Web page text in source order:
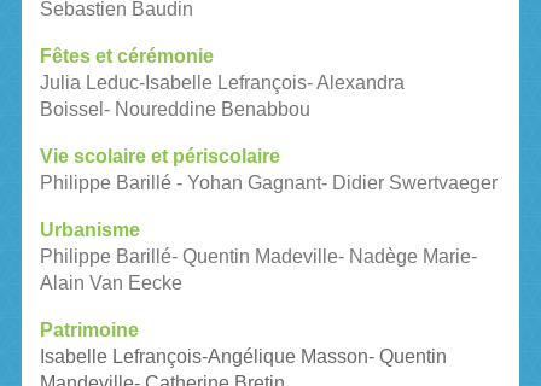
Sebastien Baudin
Fêtes et cérémonie
Julia Leduc-Isabelle Lefrançois- Alexandra
Boissel- Noureddine Benabbou
Vie scolaire et périscolaire
Philippe Barillé - Yohan Gagnant- Didier Swertvaeger
Urbanisme
Philippe Barillé- Quentin Madeville- Nadège Marie-
Alain Van Eecke
Patrimoine
Isabelle Lefrançois-Angélique Masson- Quentin